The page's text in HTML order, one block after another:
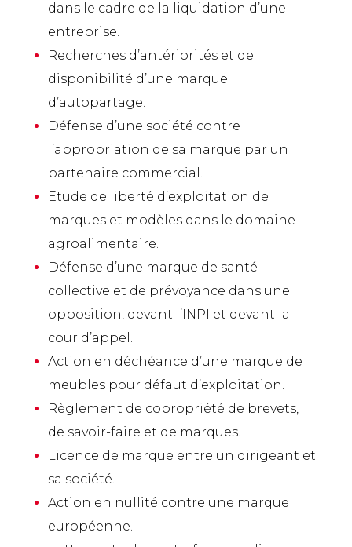
dans le cadre de la liquidation d’une
entreprise.
Recherches d’antériorités et de
disponibilité d’une marque
d’autopartage.
Défense d’une société contre
l’appropriation de sa marque par un
partenaire commercial.
Etude de liberté d’exploitation de
marques et modèles dans le domaine
agroalimentaire.
Défense d’une marque de santé
collective et de prévoyance dans une
opposition, devant l’INPI et devant la
cour d’appel.
Action en déchéance d’une marque de
meubles pour défaut d’exploitation.
Règlement de copropriété de brevets,
de savoir-faire et de marques.
Licence de marque entre un dirigeant et
sa société.
Action en nullité contre une marque
européenne.